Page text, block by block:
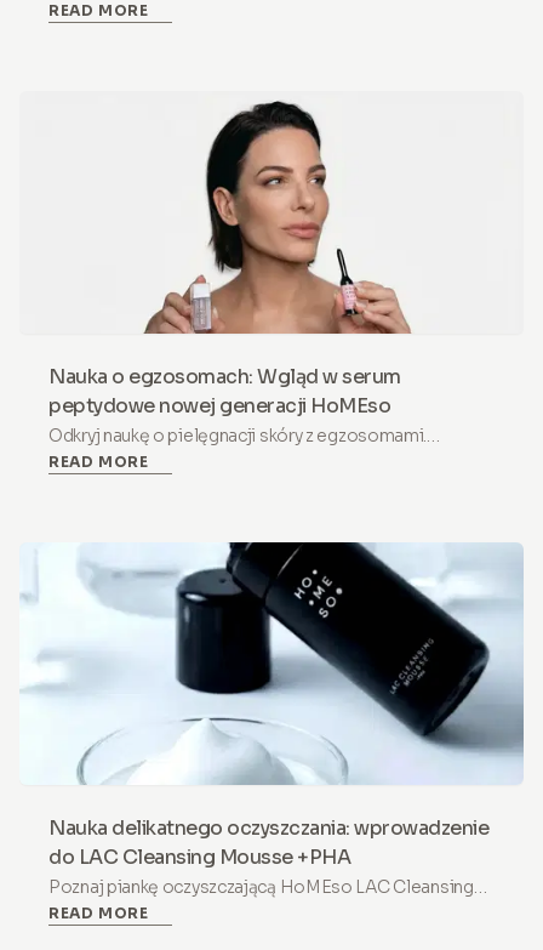
Dowiedz się, jakie składniki stosować (Kwas
READ MORE
Nauka o egzosomach: Wgląd w serum
peptydowe nowej generacji HoMEso
Odkryj naukę o pielęgnacji skóry z egzosomami.
Nieinwazyjne serum peptydowe, łączące PDRN,
READ MORE
Nauka delikatnego oczyszczania: wprowadzenie
do LAC Cleansing Mousse +PHA
Poznaj piankę oczyszczającą HoMEso LAC Cleansing
Mousse +PHA. Nawilżający, o zrównoważonym pH, z
READ MORE